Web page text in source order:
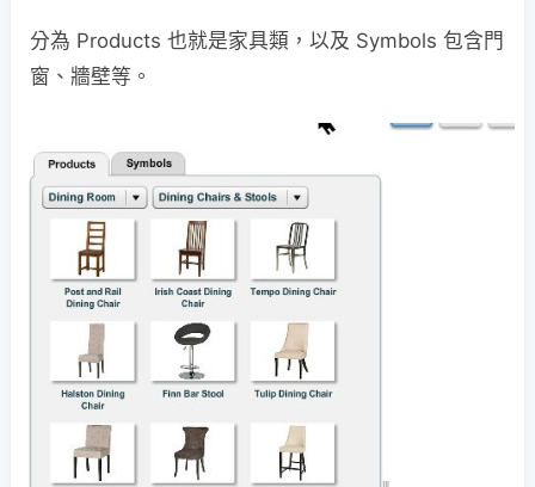
分為 Products 也就是家具類，以及 Symbols 包含門
窗、牆壁等。